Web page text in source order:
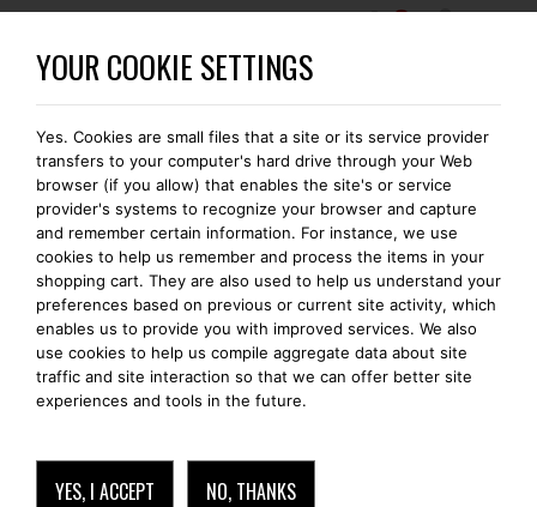
YOUR COOKIE SETTINGS
Yes. Cookies are small files that a site or its service provider
transfers to your computer's hard drive through your Web
browser (if you allow) that enables the site's or service
provider's systems to recognize your browser and capture
and remember certain information. For instance, we use
cookies to help us remember and process the items in your
shopping cart. They are also used to help us understand your
preferences based on previous or current site activity, which
enables us to provide you with improved services. We also
use cookies to help us compile aggregate data about site
traffic and site interaction so that we can offer better site
experiences and tools in the future.
YES, I ACCEPT NO, THANKS